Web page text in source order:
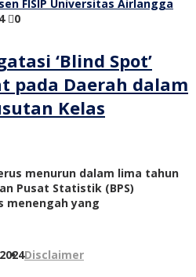
0
‘Blind Spot’
pada Daerah dalam
Kelas
menurun dalam lima tahun
Pusat Statistik (BPS)
menengah yang
Disclaimer